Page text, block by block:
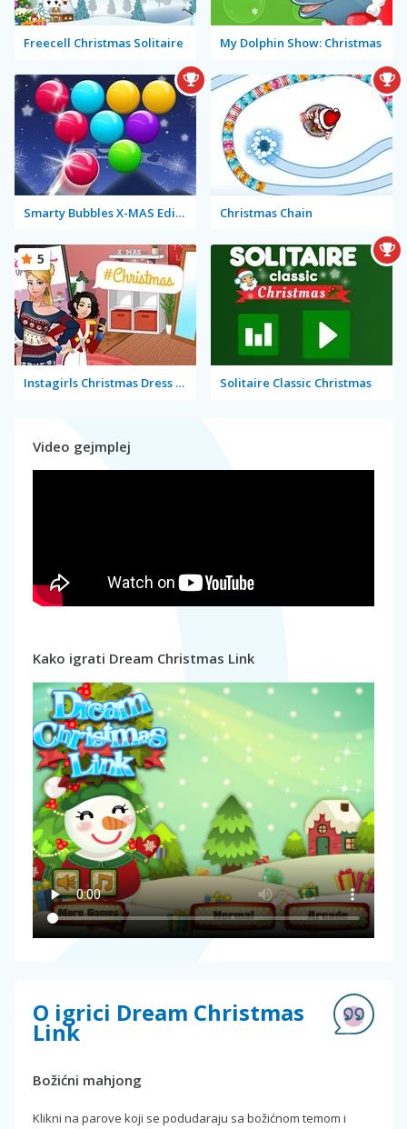
Freecell Christmas Solitaire My Dolphin Show: Christmas
Smarty Bubbles X-MAS Edition Christmas Chain
Instagirls Christmas Dress Up
5
Solitaire Classic Christmas
Video gejmplej
Kako igrati Dream Christmas Link
O igrici Dream Christmas
Link
Božićni mahjong
Klikni na parove koji se podudaraju sa božićnom temom i